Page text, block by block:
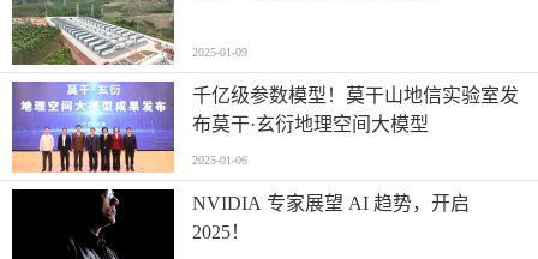
2025-01-09
千亿级参数模型！莫干山地信实验室发
布莫干·玄衍地理空间大模型
2025-01-06
NVIDIA 专家展望 AI 趋势，开启
2025！